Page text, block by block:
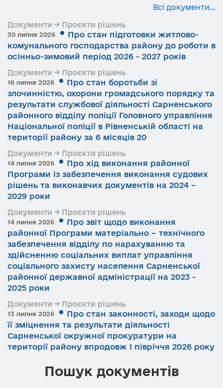
Всі документи...
Документи → Проєкти рішень
30 липня 2026
Про стан підготовки житлово-
комунального господарства району до роботи в
осінньо-зимовий період 2026 - 2027 років
Документи → Проєкти рішень
16 липня 2026
Про стан боротьби зі
злочинністю, охорони громадського порядку та
результати службової діяльності Сарненського
районного відділу поліції Головного управління
Національної поліції в Рівненській області на
території району за 6 місяців 20
Документи → Проєкти рішень
14 липня 2026
Про хід виконання районної
Програми із забезпечення виконання судових
рішень та виконавчих документів на 2024 –
2029 роки
Документи → Проєкти рішень
14 липня 2026
Про звіт щодо виконання
районної Програми матеріально – технічного
забезпечення відділу по нарахуванню та
здійсненню соціальних виплат управління
соціального захисту населення Сарненської
районної державної адміністрації на 2023 -
2025 роки
Документи → Проєкти рішень
13 липня 2026
Про стан законності, заходи щодо
її зміцнення та результати діяльності
Сарненської окружної прокуратури на
території району впродовж І півріччя 2026 року
Пошук документів